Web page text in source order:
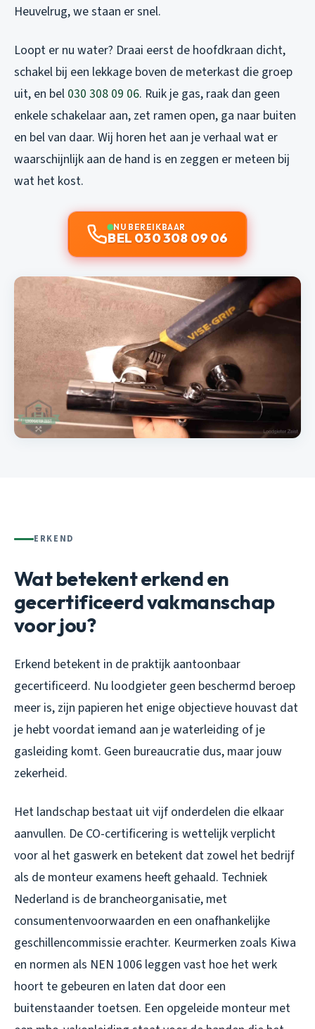
Heuvelrug, we staan er snel.
Loopt er nu water? Draai eerst de hoofdkraan dicht,
schakel bij een lekkage boven de meterkast die groep
uit, en bel 030 308 09 06. Ruik je gas, raak dan geen
enkele schakelaar aan, zet ramen open, ga naar buiten
en bel van daar. Wij horen het aan je verhaal wat er
waarschijnlijk aan de hand is en zeggen er meteen bij
wat het kost.
NU BEREIKBAAR
BEL 030 308 09 06
ERKEND
Wat betekent erkend en
gecertificeerd vakmanschap
voor jou?
Erkend betekent in de praktijk aantoonbaar
gecertificeerd. Nu loodgieter geen beschermd beroep
meer is, zijn papieren het enige objectieve houvast dat
je hebt voordat iemand aan je waterleiding of je
gasleiding komt. Geen bureaucratie dus, maar jouw
zekerheid.
Het landschap bestaat uit vijf onderdelen die elkaar
aanvullen. De CO-certificering is wettelijk verplicht
voor al het gaswerk en betekent dat zowel het bedrijf
als de monteur examens heeft gehaald. Techniek
Nederland is de brancheorganisatie, met
consumentenvoorwaarden en een onafhankelijke
geschillencommissie erachter. Keurmerken zoals Kiwa
en normen als NEN 1006 leggen vast hoe het werk
hoort te gebeuren en laten dat door een
buitenstaander toetsen. Een opgeleide monteur met